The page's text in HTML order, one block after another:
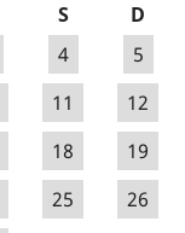
S
D
4
5
11
12
18
19
25
26